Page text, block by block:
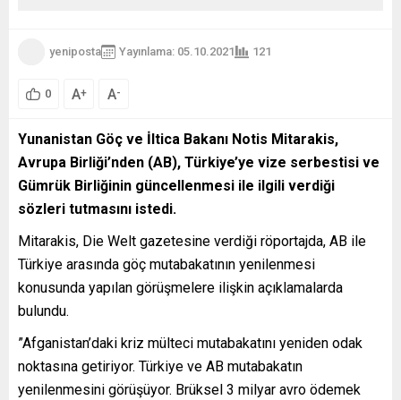
yeniposta Yayınlama: 05.10.2021 121
0 A+ A-
Yunanistan Göç ve İltica Bakanı Notis Mitarakis,
Avrupa Birliği’nden (AB), Türkiye’ye vize serbestisi ve
Gümrük Birliğinin güncellenmesi ile ilgili verdiği
sözleri tutmasını istedi.
Mitarakis, Die Welt gazetesine verdiği röportajda, AB ile
Türkiye arasında göç mutabakatının yenilenmesi
konusunda yapılan görüşmelere ilişkin açıklamalarda
bulundu.
”Afganistan’daki kriz mülteci mutabakatını yeniden odak
noktasına getiriyor. Türkiye ve AB mutabakatın
yenilenmesini görüşüyor. Brüksel 3 milyar avro ödemek